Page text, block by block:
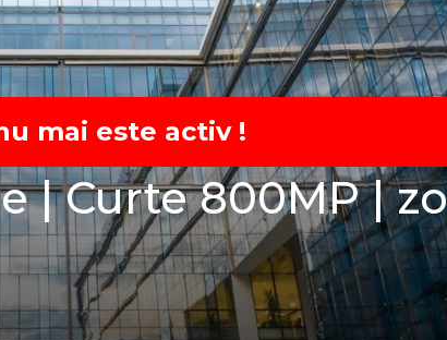
mai este activ !
| Curte 800MP |